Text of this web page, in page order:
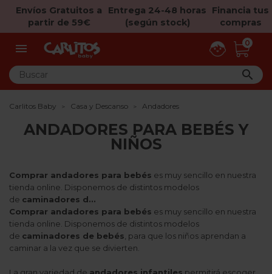
Envíos Gratuitos a
partir de 59€
Entrega 24-48 horas
(según stock)
Financia tus
compras
 0

Carlitos Baby Casa y Descanso Andadores
ANDADORES PARA BEBÉS Y
NIÑOS
Comprar andadores para bebés es muy sencillo en nuestra
tienda online. Disponemos de distintos modelos
de caminadores d...
Comprar andadores para bebés es muy sencillo en nuestra
tienda online. Disponemos de distintos modelos
de caminadores de bebés , para que los niños aprendan a
caminar a la vez que se divierten.